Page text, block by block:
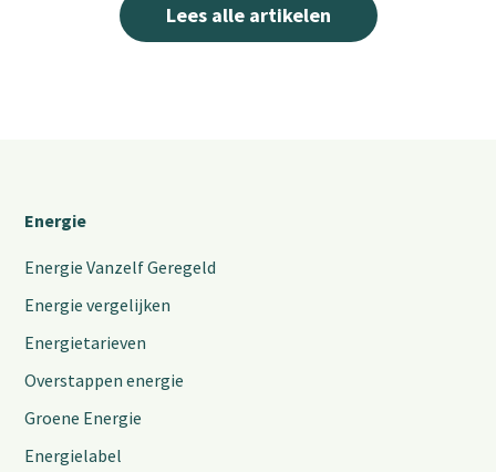
Lees alle artikelen
Energie
Energie Vanzelf Geregeld
Energie vergelijken
Energietarieven
Overstappen energie
Groene Energie
Energielabel